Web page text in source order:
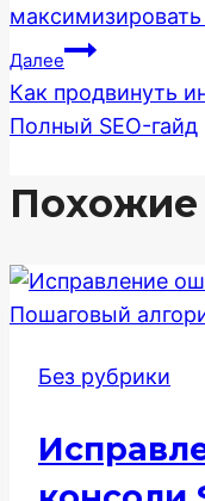
записям
Далее
Как продвинуть
Полный SEO-гайд
Похожие
Без рубрики